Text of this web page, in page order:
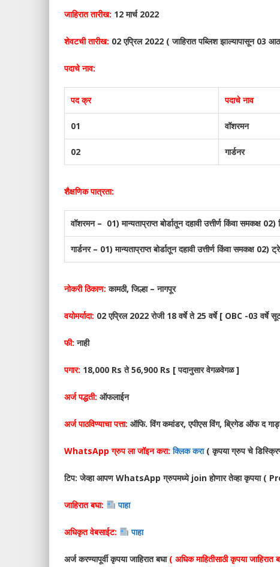
जाहिरात तारीख: 12 मार्च 2022
शेवटची तारीख: 02 एप्रिल 2022 ( जाहिरात पब्लिश झाल्यापासून 03
पदाचे नाव:
पद क्र पदाचे नाव
01 वॉशरमन
02 गार्डनर
शैक्षणिक पात्रता:
वॉशरमन – 01) मान्यताप्राप्त बोर्डातून दहावी उत्तीर्ण किंवा समकक्ष
गार्डनर – 01) मान्यताप्राप्त बोर्डातून दहावी उत्तीर्ण किंवा समकक्ष
नोकरी ठिकाण: कामठी, जिल्हा – नागपूर
वयोमर्यादा: 02 एप्रिल 2022 रोजी 18 वर्षे ते 25 वर्षे [ OBC -03 वर्षे
फी: नाही
पगार: 18,000 Rs ते 56,900 Rs [ पदानुसार वेगळवेगळ ]
अर्ज पद्धती: ऑफलाईन
अर्ज पाठविण्याचा पत्ता: ऑफि. विंग कमांडर, एपीएस विंग, ब्रिगेड ऑफ द
WhatsApp ग्रुप ला जॉइन करा: क्लिक करा ( कृपया ग्रुप चे
टिप: जेव्हा आपण WhatsApp ग्रुपमध्ये join होणार तेव्हा
जाहिरात बघा: पाहा
अधिकृत वेबसाईट: पाहा
अर्ज करण्यापूर्वी कृपया जाहिरात बघा ( अधिक माहितीसाठी कृपया जाहिरात